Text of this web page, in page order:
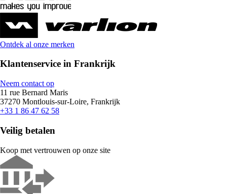
Ontdek al onze merken
Klantenservice in Frankrijk
Neem contact op
11 rue Bernard Maris
37270 Montlouis-sur-Loire, Frankrijk
+33 1 86 47 62 58
Veilig betalen
Koop met vertrouwen op onze site